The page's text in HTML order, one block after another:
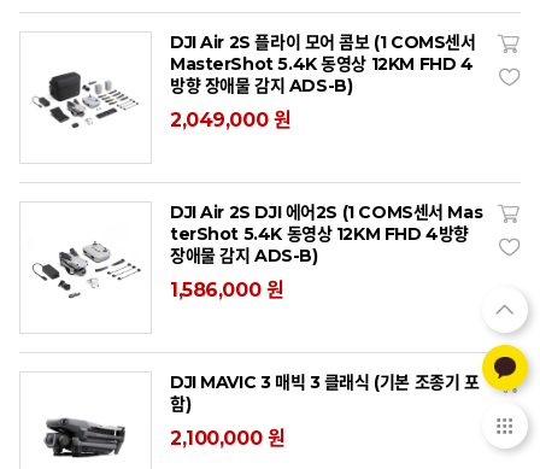
DJI Air 2S 플라이 모어 콤보 (1 COMS센서
MasterShot 5.4K 동영상 12KM FHD 4
방향 장애물 감지 ADS-B)
2,049,000 원
DJI Air 2S DJI 에어2S (1 COMS센서 Mas
terShot 5.4K 동영상 12KM FHD 4방향
장애물 감지 ADS-B)
1,586,000 원
DJI MAVIC 3 매빅 3 클래식 (기본 조종기 포
함)
2,100,000 원